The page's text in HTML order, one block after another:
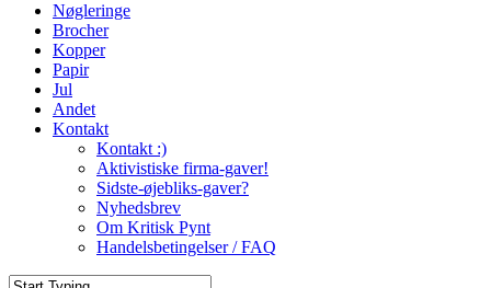
Nøgleringe
Brocher
Kopper
Papir
Jul
Andet
Kontakt
Kontakt :)
Aktivistiske firma-gaver!
Sidste-øjebliks-gaver?
Nyhedsbrev
Om Kritisk Pynt
Handelsbetingelser / FAQ